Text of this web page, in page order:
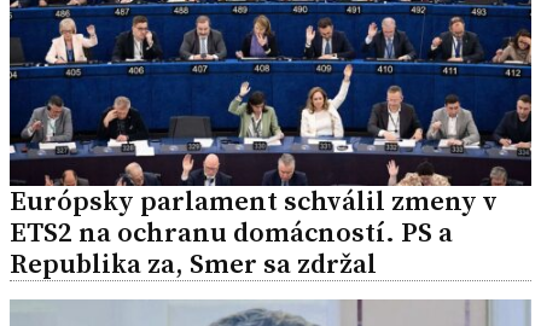
Európsky parlament schválil zmeny v
ETS2 na ochranu domácností. PS a
Republika za, Smer sa zdržal